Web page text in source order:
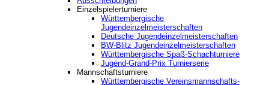
Einzelspielerturniere
Württembergische
Jugendeinzelmeisterschaften
Deutsche Jugendeinzelmeisterschaften
BW-Blitz Jugendeinzelmeisterschaften
Württembergische Spaß-Schachturniere
Jugend-Grand-Prix Turnierserie
Mannschaftsturniere
Württembergische Vereinsmannschafts-